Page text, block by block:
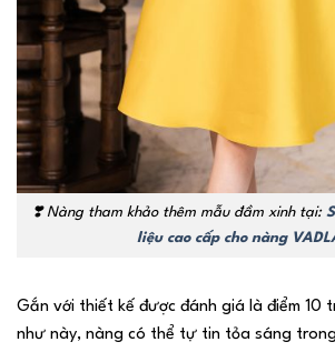
❣️Nàng tham khảo thêm mẫu đầm xinh tại:
liệu cao cấp cho nàng
Gắn với thiết kế được đánh giá là điểm 10
như này, nàng có thể tự tin tỏa sáng